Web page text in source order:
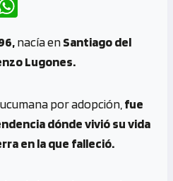
at
s
A
p
p
nacía enSantiago del
Lugones.
por adopción, fue
dónde vivió su vida
en la que falleció.